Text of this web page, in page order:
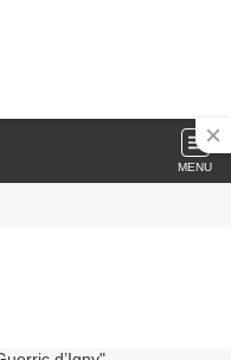
MENU